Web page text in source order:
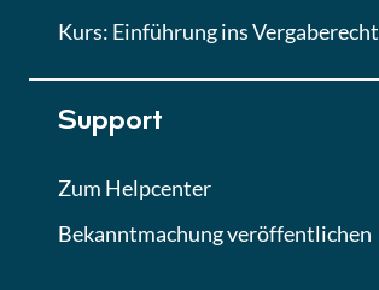
Kurs: Einführung ins Vergaberecht
Support
Zum Helpcenter
Bekanntmachung veröffentlichen